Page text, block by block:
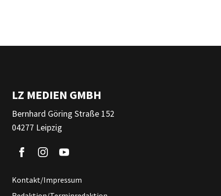
LZ MEDIEN GMBH
Bernhard Göring Straße 152
04277 Leipzig
Kontakt/Impressum